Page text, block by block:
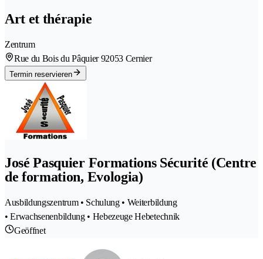
Art et thérapie
Zentrum
Rue du Bois du Pâquier 92053 Cernier
Termin reservieren
José Pasquier Formations Sécurité (Centre
de formation, Evologia)
Ausbildungszentrum • Schulung • Weiterbildung
• Erwachsenenbildung • Hebezeuge Hebetechnik
Geöffnet